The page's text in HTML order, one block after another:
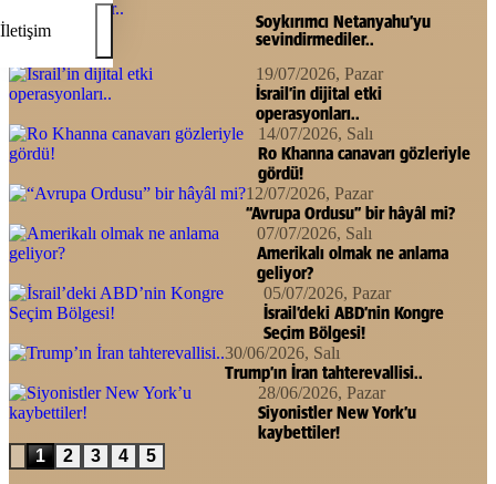
İletişim
Soykırımcı Netanyahu’yu
sevindirmediler..
19/07/2026, Pazar
İsrail’in dijital etki
operasyonları..
14/07/2026, Salı
Ro Khanna canavarı gözleriyle
gördü!
12/07/2026, Pazar
“Avrupa Ordusu” bir hâyâl mi?
07/07/2026, Salı
Amerikalı olmak ne anlama
geliyor?
05/07/2026, Pazar
İsrail’deki ABD’nin Kongre
Seçim Bölgesi!
30/06/2026, Salı
Trump’ın İran tahterevallisi..
28/06/2026, Pazar
Siyonistler New York’u
kaybettiler!
1 2 3 4 5